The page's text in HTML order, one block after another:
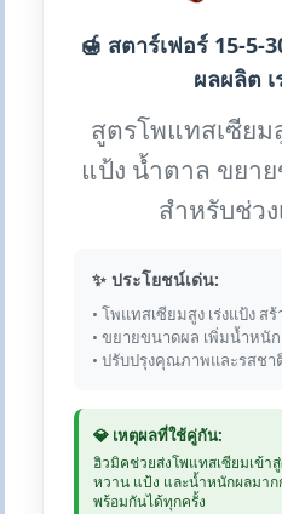
🍯 สตาร์เฟอร์ 15-5-
ผลผลิต เ
สูตรโพแทสเซียม
แป้ง น้ำตาล ขยา
สำหรับช่วง
✨ ประโยชน์เด่น:
• โพแทสเซียมสูง เร่งแป้ง ส
• ขยายขนาดผล เพิ่มน้ำหนัก
• ปรับปรุงคุณภาพและรสชา
💎 เหตุผลที่ใช้คู่กัน:
ฮิวมิคช่วยส่งโพแทสเซียมเข้า
หวาน แป้ง และน้ำหนักผลมา
พร้อมกันได้ทุกครั้ง